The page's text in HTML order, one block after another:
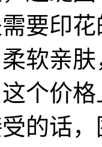
要印
软亲
个价
的话